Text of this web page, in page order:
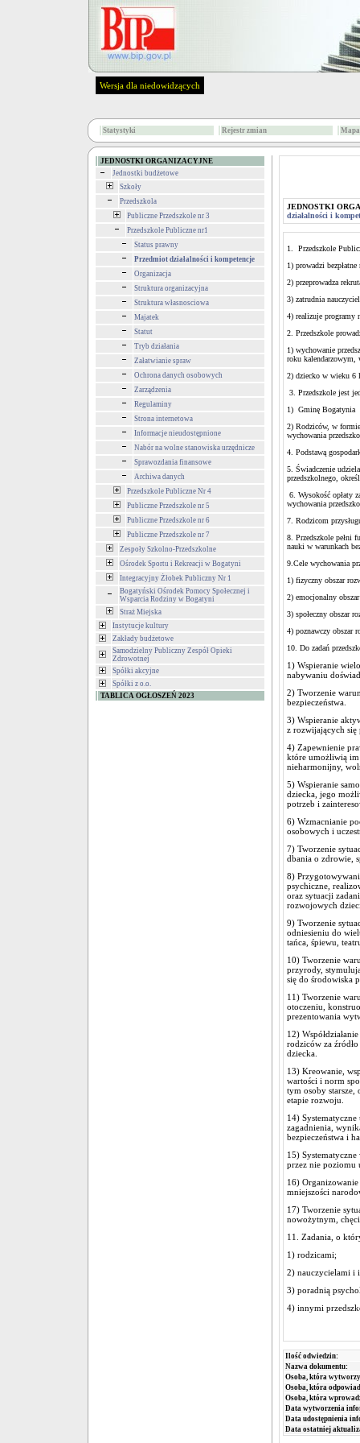
Wersja dla niedowidzących
Statystyki Rejestr zmian
JEDNOSTKI ORGANIZACYJNE
Jednostki budżetowe
Szkoły
Przedszkola
Publiczne Przedszkole nr 3
Przedszkole Publiczne nr1
Status prawny
Przedmiot działalności i kompetencje
Organizacja
Struktura organizacyjna
Struktura własnosciowa
Majatek
Statut
Tryb działania
Załatwianie spraw
Ochrona danych osobowych
Zarządzenia
Regulaminy
Strona internetowa
Informacje nieudostępnione
Nabór na wolne stanowiska urzędnicze
Sprawozdania finansowe
Archiwa danych
Przedszkole Publiczne Nr 4
Publiczne Przedszkole nr 5
Publiczne Przedszkole nr 6
Publiczne Przedszkole nr 7
Zespoły Szkolno-Przedszkolne
Ośrodek Sportu i Rekreacji w Bogatyni
Integracyjny Żłobek Publiczny Nr 1
Bogatyński Ośrodek Pomocy Społecznej i
Wsparcia Rodziny w Bogatyni
Straż Miejska
Instytucje kultury
Zakłady budżetowe
Samodzielny Publiczny Zespół Opieki
Zdrowotnej
Spółki akcyjne
Spółki z o.o.
TABLICA OGŁOSZEŃ 2023
JEDNOSTKI
działalności i
1. Przedszkole
1) prowadzi
2) przeprowadza
3) zatrudnia
4) realizuje programy
2. Przedszkole
1) wychowanie
roku
2) dziecko w wieku 6
3. Przedszkole jest
1) Gminę Bogatynia
2) Rodziców, w
wychowania
4. Podstawą
5. Świadczenie
przedszkolnego,
6. Wysokość opłaty
wychowania
7. Rodzicom
8. Przedszkole pełni
nauki w warunkach
9.Cele wychowania
1) fizyczny obszar
2) emocjonalny
3) społeczny obszar
4) poznawczy obszar
10. Do zadań
1) Wspieranie
nabywaniu
2) Tworzenie
bezpieczeństwa.
3) Wspieranie
z rozwijających się
4) Zapewnienie
które umożliwią im
nieharmonijny,
5) Wspieranie
dziecka, jego
potrzeb i
6) Wzmacnianie
osobowych i
7) Tworzenie
dbania o zdrowie,
8)
psychiczne,
oraz sytuacji
rozwojowych
9) Tworzenie
odniesieniu do
tańca, śpiewu,
10) Tworzenie
przyrody,
się do środowiska
11) Tworzenie
otoczeniu,
prezentowania
12)
rodziców za
dziecka.
13) Kreowanie,
wartości i norm
tym osoby
etapie rozwoju.
14)
zagadnienia,
bezpieczeństwa i
15)
przez nie poziomu
16)
mniejszości
17) Tworzenie
nowożytnym,
11. Zadania, o
1) rodzicami;
2) nauczycielami i
3) poradnią
4) innymi
Ilość odwiedzin:
Nazwa dokumentu:
Osoba, która
Osoba, która
Osoba, która
Data wytworzenia
Data udostępnienia
Data ostatniej